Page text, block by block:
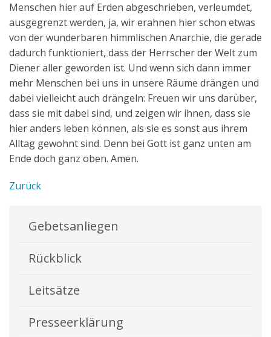
Menschen hier auf Erden abgeschrieben, verleumdet,
ausgegrenzt werden, ja, wir erahnen hier schon etwas
von der wunderbaren himmlischen Anarchie, die gerade
dadurch funktioniert, dass der Herrscher der Welt zum
Diener aller geworden ist. Und wenn sich dann immer
mehr Menschen bei uns in unsere Räume drängen und
dabei vielleicht auch drängeln: Freuen wir uns darüber,
dass sie mit dabei sind, und zeigen wir ihnen, dass sie
hier anders leben können, als sie es sonst aus ihrem
Alltag gewohnt sind. Denn bei Gott ist ganz unten am
Ende doch ganz oben. Amen.
Zurück
Gebetsanliegen
Rückblick
Leitsätze
Presseerklärung